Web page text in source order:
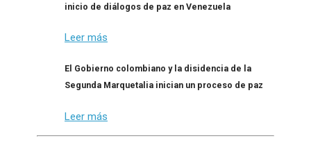
inicio de diálogos de paz en Venezuela
Leer más
El Gobierno colombiano y la disidencia de la
Segunda Marquetalia inician un proceso de paz
Leer más